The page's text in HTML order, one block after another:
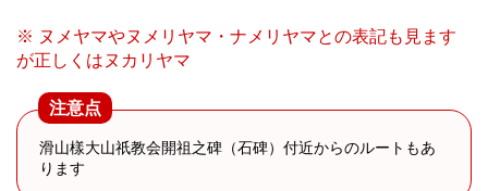
※ ヌメヤマやヌメリヤマ・ナメリヤマとの表記も見ます
が正しくはヌカリヤマ
注意点
滑山樣大山祇教会開祖之碑（石碑）付近からのルートもあ
ります